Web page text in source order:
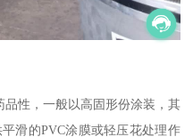
性，一般以高固形份涂装，其
滑的PVC涂膜或轻压花处理作